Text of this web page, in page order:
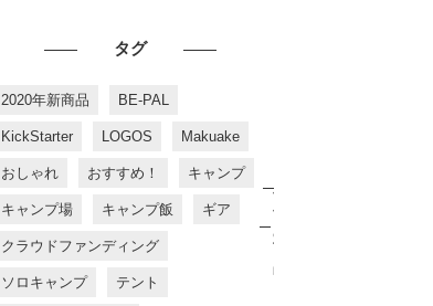
タグ
2020年新商品 BE-PAL
KickStarter LOGOS Makuake
おしゃれ おすすめ！ キャンプ
キャンプ場 キャンプ飯 ギア
クラウドファンディング
ソロキャンプ テント
す
す
め
商
品